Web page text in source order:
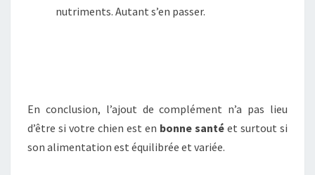
nutriments. Autant s’en passer.
En conclusion, l’ajout de complément n’a pas lieu
d’être si votre chien est en bonne santé et surtout si
son alimentation est équilibrée et variée.